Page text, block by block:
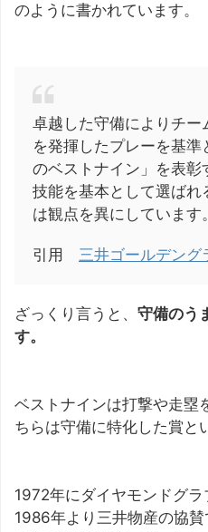
のように書かれています。
卓越した守備によりチ
を発揮したプレーを基
のベストナイン」を表
技能を基本として選ばれ
は観点を異にしています。
引用 三井ゴールデング
ざっくり言うと、 守備のう
す。
ベストナインは打撃や走塁
ちらは守備に特化した賞と
1972年にダイヤモンドグラ
1986年より三井物産の協